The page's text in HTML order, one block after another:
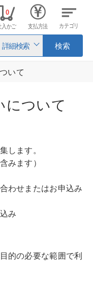
詳細検索 検索
入かご
0
支払方法 カテゴリ
いて
について
します。
みます）
わせまたはお申込み
み
的の必要な範囲で利